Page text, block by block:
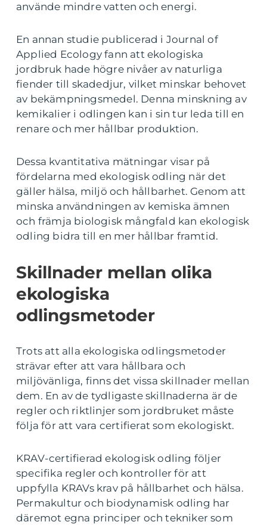
använde mindre vatten och energi.
En annan studie publicerad i Journal of
Applied Ecology fann att ekologiska
jordbruk hade högre nivåer av naturliga
fiender till skadedjur, vilket minskar behovet
av bekämpningsmedel. Denna minskning av
kemikalier i odlingen kan i sin tur leda till en
renare och mer hållbar produktion.
Dessa kvantitativa mätningar visar på
fördelarna med ekologisk odling när det
gäller hälsa, miljö och hållbarhet. Genom att
minska användningen av kemiska ämnen
och främja biologisk mångfald kan ekologisk
odling bidra till en mer hållbar framtid.
Skillnader mellan olika
ekologiska
odlingsmetoder
Trots att alla ekologiska odlingsmetoder
strävar efter att vara hållbara och
miljövänliga, finns det vissa skillnader mellan
dem. En av de tydligaste skillnaderna är de
regler och riktlinjer som jordbruket måste
följa för att vara certifierat som ekologiskt.
KRAV-certifierad ekologisk odling följer
specifika regler och kontroller för att
uppfylla KRAVs krav på hållbarhet och hälsa.
Permakultur och biodynamisk odling har
däremot egna principer och tekniker som